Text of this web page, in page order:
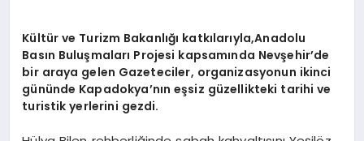
Kültür ve Turizm Bakanlığı katkılarıyla,Anadolu
Basın Buluşmaları Projesi kapsamında Nevşehir’de
bir araya gelen Gazeteciler, organizasyonun ikinci
gününde Kapadokya’nın eşsiz güzellikteki tarihi ve
turistik yerlerini gezdi.